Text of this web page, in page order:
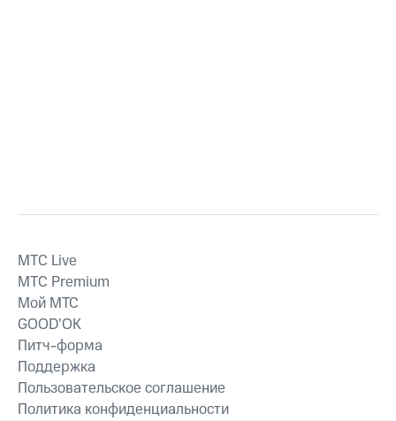
MTС Live
MTС Premium
Мой МТС
GOOD’OK
Питч-форма
Поддержка
Пользовательское соглашение
Политика конфиденциальности